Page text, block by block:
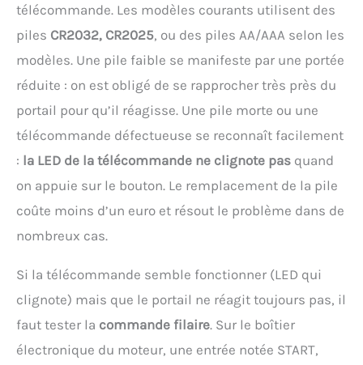
télécommande. Les modèles courants utilisent des
piles CR2032, CR2025, ou des piles AA/AAA selon les
modèles. Une pile faible se manifeste par une portée
réduite : on est obligé de se rapprocher très près du
portail pour qu’il réagisse. Une pile morte ou une
télécommande défectueuse se reconnaît facilement
: la LED de la télécommande ne clignote pas quand
on appuie sur le bouton. Le remplacement de la pile
coûte moins d’un euro et résout le problème dans de
nombreux cas.
Si la télécommande semble fonctionner (LED qui
clignote) mais que le portail ne réagit toujours pas, il
faut tester la commande filaire. Sur le boîtier
électronique du moteur, une entrée notée START,